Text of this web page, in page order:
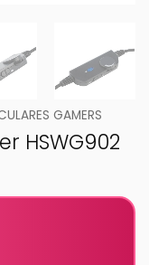
GAMERS
HSWG902